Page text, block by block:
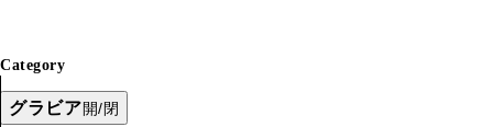
Category
グラビア開/閉